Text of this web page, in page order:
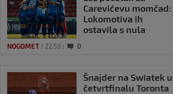
Carevićevu momčad:
Lokomotiva ih
ostavila s nula
NOGOMET 22:59 0
Šnajder na Swiatek u
četvrtfinalu Toronta